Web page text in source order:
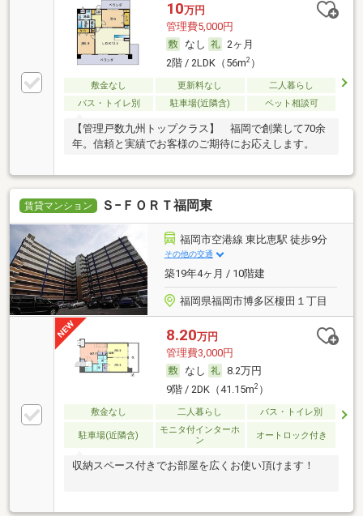
10万円
管理費5,000円
なし
2ヶ月
2階 / 2LDK（56m2）
敷金なし 更新料なし
二人暮らし
バス・トイレ別
駐車場(近隣含) ペット相談可
【管理戸数九州トップクラス】 福岡で創業して70余
年。信頼と実績でお客様のご期待にお応えします。
賃貸マンション Ｓ−ＦＯＲＴ福岡東
福岡市空港線 東比恵駅 徒歩9分
その他の交通
築19年4ヶ月 / 10階建
福岡県福岡市博多区榎田１丁目
8.20万円
管理費3,000円
なし
8.2万円
9階 / 2DK（41.15m2）
敷金なし 二人暮らし バス・トイレ別
駐車場(近隣含)
モニタ付インターホ
ン
オートロック付き
収納スペース付きでお部屋を広くお使い頂けます！